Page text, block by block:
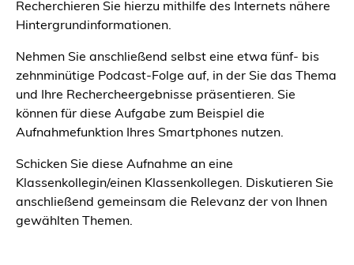
Recherchieren Sie hierzu mithilfe des Internets nähere
Hintergrundinformationen.
Nehmen Sie anschließend selbst eine etwa fünf- bis
zehnminütige Podcast-Folge auf, in der Sie das Thema
und Ihre Rechercheergebnisse präsentieren. Sie
können für diese Aufgabe zum Beispiel die
Aufnahmefunktion Ihres Smartphones nutzen.
Schicken Sie diese Aufnahme an eine
Klassenkollegin/einen Klassenkollegen. Diskutieren Sie
anschließend gemeinsam die Relevanz der von Ihnen
gewählten Themen.